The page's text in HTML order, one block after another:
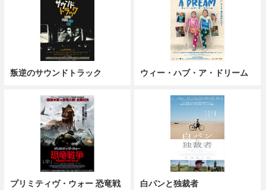
叛逆のサウンドトラック ウィー・ハブ・ア・ドリーム
プリミティヴ・ウォー 恐竜戦
白パンと独裁者